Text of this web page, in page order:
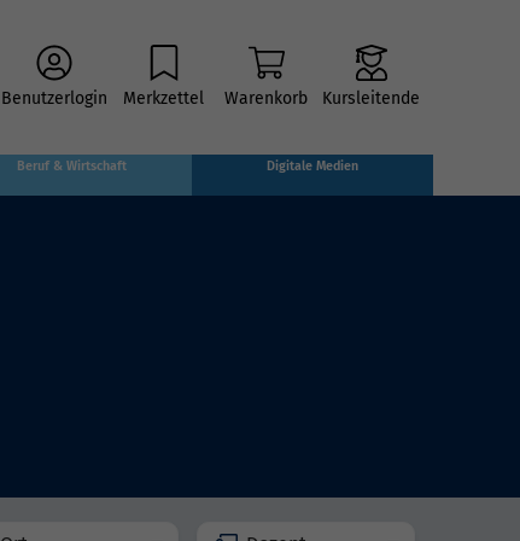
Benutzerlogin Merkzettel Warenkorb Kursleitende
Beruf & Wirtschaft Digitale Medien